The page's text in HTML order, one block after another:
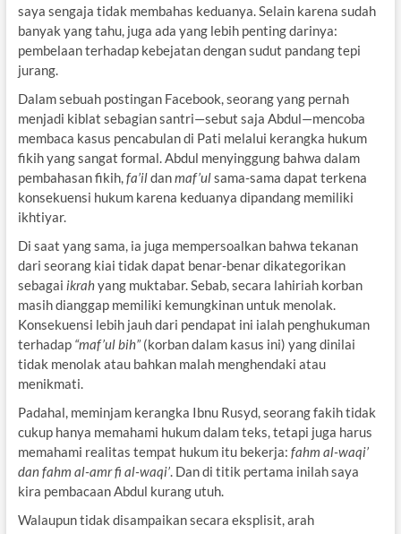
saya sengaja tidak membahas keduanya. Selain karena sudah
banyak yang tahu, juga ada yang lebih penting darinya:
pembelaan terhadap kebejatan dengan sudut pandang tepi
jurang.
Dalam sebuah postingan Facebook, seorang yang pernah
menjadi kiblat sebagian santri—sebut saja Abdul—mencoba
membaca kasus pencabulan di Pati melalui kerangka hukum
fikih yang sangat formal. Abdul menyinggung bahwa dalam
pembahasan fikih,fa’ildanmaf’ulsama-sama dapat terkena
konsekuensi hukum karena keduanya dipandang memiliki
ikhtiyar.
Di saat yang sama, ia juga mempersoalkan bahwa tekanan
dari seorang kiai tidak dapat benar-benar dikategorikan
sebagai ikrahyang muktabar. Sebab, secara lahiriah korban
masih dianggap memiliki kemungkinan untuk menolak.
Konsekuensi lebih jauh dari pendapat ini ialah penghukuman
terhadap “maf’ul bih”(korban dalam kasus ini) yang dinilai
tidak menolak atau bahkan malah menghendaki atau
menikmati.
Padahal, meminjam kerangka Ibnu Rusyd, seorang fakih tidak
cukup hanya memahami hukum dalam teks, tetapi juga harus
memahami realitas tempat hukum itu bekerja: fahm al-waqi’
dan fahm al-amr fi al-waqi’. Dan di titik pertama inilah saya
kira pembacaan Abdul kurang utuh.
Walaupun tidak disampaikan secara eksplisit, arah